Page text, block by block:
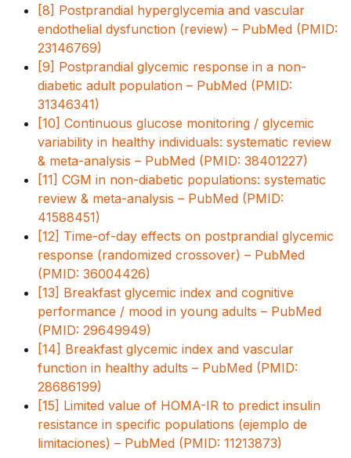
[8] Postprandial hyperglycemia and vascular
endothelial dysfunction (review) – PubMed (PMID:
23146769)
[9] Postprandial glycemic response in a non-
diabetic adult population – PubMed (PMID:
31346341)
[10] Continuous glucose monitoring / glycemic
variability in healthy individuals: systematic review
& meta-analysis – PubMed (PMID: 38401227)
[11] CGM in non-diabetic populations: systematic
review & meta-analysis – PubMed (PMID:
41588451)
[12] Time-of-day effects on postprandial glycemic
response (randomized crossover) – PubMed
(PMID: 36004426)
[13] Breakfast glycemic index and cognitive
performance / mood in young adults – PubMed
(PMID: 29649949)
[14] Breakfast glycemic index and vascular
function in healthy adults – PubMed (PMID:
28686199)
[15] Limited value of HOMA-IR to predict insulin
resistance in specific populations (ejemplo de
limitaciones) – PubMed (PMID: 11213873)